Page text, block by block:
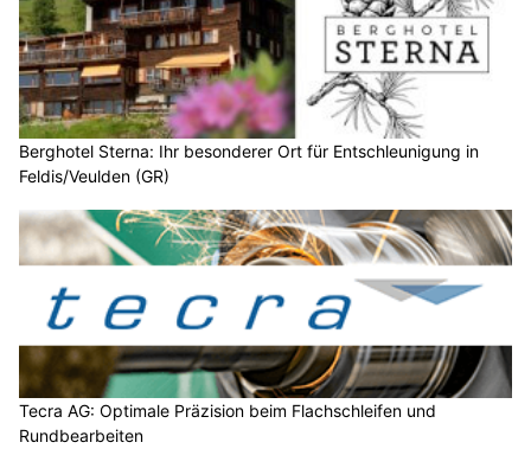
Berghotel Sterna: Ihr besonderer Ort für Entschleunigung in
Feldis/Veulden (GR)
Tecra AG: Optimale Präzision beim Flachschleifen und
Rundbearbeiten